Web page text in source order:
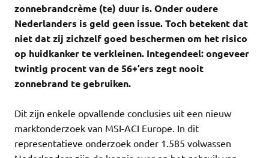
zonnebrandcrème (te) duur is. Onder oudere
Nederlanders is geld geen issue. Toch betekent dat
niet dat zij zichzelf goed beschermen om het risico
op huidkanker te verkleinen. Integendeel: ongeveer
twintig procent van de 56+’ers zegt nooit
zonnebrand te gebruiken.
Dit zijn enkele opvallende conclusies uit een nieuw
marktonderzoek van MSI-ACI Europe. In dit
representatieve onderzoek onder 1.585 volwassen